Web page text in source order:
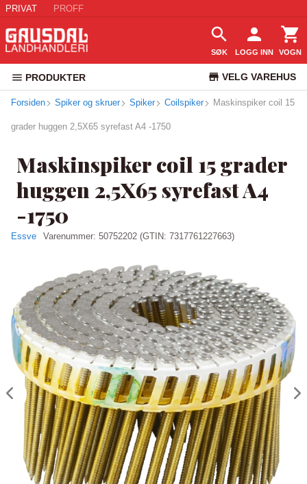
PRIVAT PROFF
SØK LOGG INN VOGN
PRODUKTER VELG VAREHUS
KUNDESERVICE
Forsiden Spiker og skruer Spiker Coilspiker Maskinspiker coil 15
grader huggen 2,5X65 syrefast A4 -1750
Maskinspiker coil 15 grader
huggen 2,5X65 syrefast A4
-1750
Essve Varenummer: 50752202 (GTIN: 7317761227663)